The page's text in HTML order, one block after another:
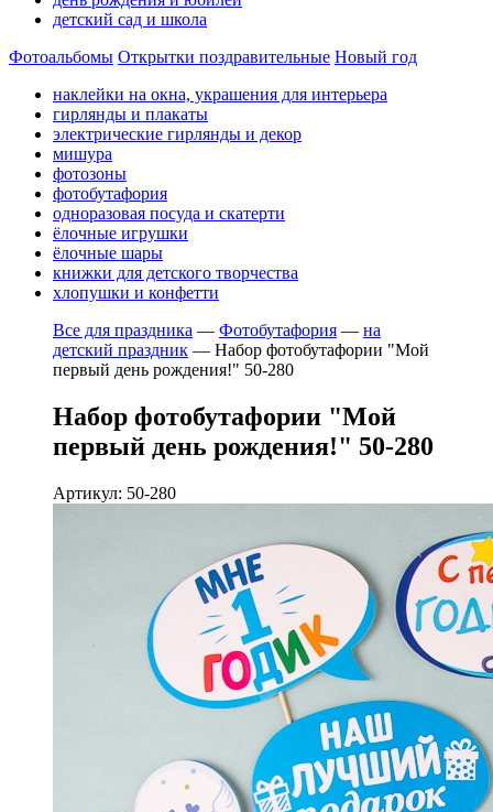
детский сад и школа
Фотоальбомы Открытки поздравительные Новый год
наклейки на окна, украшения для интерьера
гирлянды и плакаты
электрические гирлянды и декор
мишура
фотозоны
фотобутафория
одноразовая посуда и скатерти
ёлочные игрушки
ёлочные шары
книжки для детского творчества
хлопушки и конфетти
Все для праздника — Фотобутафория — на
детский праздник — Набор фотобутафории "Мой
первый день рождения!" 50-280
Набор фотобутафории "Мой
первый день рождения!" 50-280
Артикул: 50-280